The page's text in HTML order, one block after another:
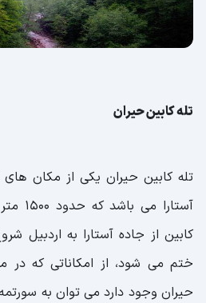
تله کابین حیران
تله کابین حیران یکی از مکان
کابین از جاده آستارا به اردبیل
ختم می شود، از امکاناتی که در
حیران وجود دارد می توان به سورتمه